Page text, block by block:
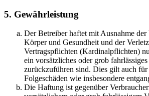
5. Gewährleistung
Der Betreiber haftet mit Ausnahme
Körper und Gesundheit und der
Vertragspflichten (Kardinalpflichten)
ein vorsätzliches oder grob
zurückzuführen sind. Dies gilt auch für
Folgeschäden wie insbesondere
Die Haftung ist gegenüber